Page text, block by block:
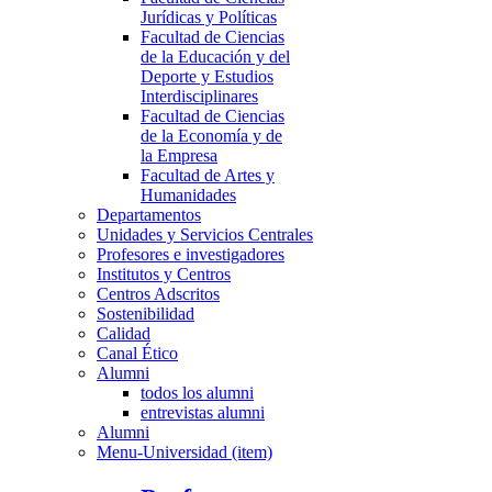
Jurídicas y Políticas
Facultad de Ciencias
de la Educación y del
Deporte y Estudios
Interdisciplinares
Facultad de Ciencias
de la Economía y de
la Empresa
Facultad de Artes y
Humanidades
Departamentos
Unidades y Servicios Centrales
Profesores e investigadores
Institutos y Centros
Centros Adscritos
Sostenibilidad
Calidad
Canal Ético
Alumni
todos los alumni
entrevistas alumni
Alumni
Menu-Universidad (item)